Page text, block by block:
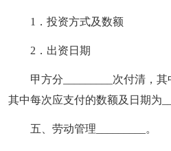
1．投资方式及数额
2．出资日期
甲方分_________次付清，
其中每次应支付的数额及日期为
五、劳动管理_________。